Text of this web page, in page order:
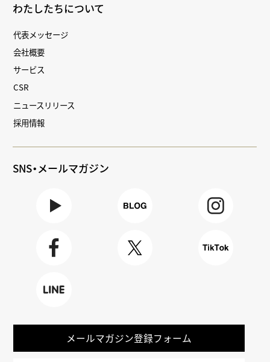
わたしたちについて
代表メッセージ
会社概要
サービス
CSR
ニュースリリース
採用情報
SNS・メールマガジン
メールマガジン登録フォーム